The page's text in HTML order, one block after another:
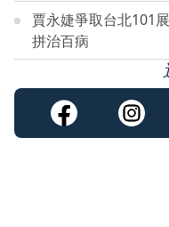
賈永婕爭取台北101
拼治百病